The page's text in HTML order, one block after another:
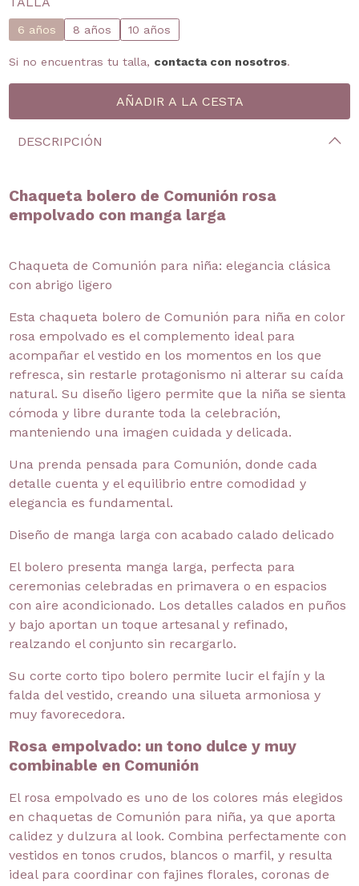
6 años 8 años 10 años
Si no encuentras tu talla, contacta con nosotros.
DESCRIPCIÓN
Chaqueta bolero de Comunión rosa
empolvado con manga larga
Chaqueta de Comunión para niña: elegancia clásica
con abrigo ligero
Esta chaqueta bolero de Comunión para niña en color
rosa empolvado es el complemento ideal para
acompañar el vestido en los momentos en los que
refresca, sin restarle protagonismo ni alterar su caída
natural. Su diseño ligero permite que la niña se sienta
cómoda y libre durante toda la celebración,
manteniendo una imagen cuidada y delicada.
Una prenda pensada para Comunión, donde cada
detalle cuenta y el equilibrio entre comodidad y
elegancia es fundamental.
Diseño de manga larga con acabado calado delicado
El bolero presenta manga larga, perfecta para
ceremonias celebradas en primavera o en espacios
con aire acondicionado. Los detalles calados en puños
y bajo aportan un toque artesanal y refinado,
realzando el conjunto sin recargarlo.
Su corte corto tipo bolero permite lucir el fajín y la
falda del vestido, creando una silueta armoniosa y
muy favorecedora.
Rosa empolvado: un tono dulce y muy
combinable en Comunión
El rosa empolvado es uno de los colores más elegidos
en chaquetas de Comunión para niña, ya que aporta
calidez y dulzura al look. Combina perfectamente con
vestidos en tonos crudos, blancos o marfil, y resulta
ideal para coordinar con fajines florales, coronas de